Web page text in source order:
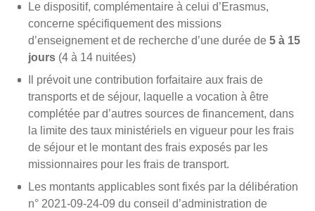
Le dispositif, complémentaire à celui d’Erasmus,
concerne spécifiquement des missions
d’enseignement et de recherche d’une durée de 5 à 15
jours (4 à 14 nuitées)
Il prévoit une contribution forfaitaire aux frais de
transports et de séjour, laquelle a vocation à être
complétée par d’autres sources de financement, dans
la limite des taux ministériels en vigueur pour les frais
de séjour et le montant des frais exposés par les
missionnaires pour les frais de transport.
Les montants applicables sont fixés par la délibération
n° 2021-09-24-09 du conseil d’administration de